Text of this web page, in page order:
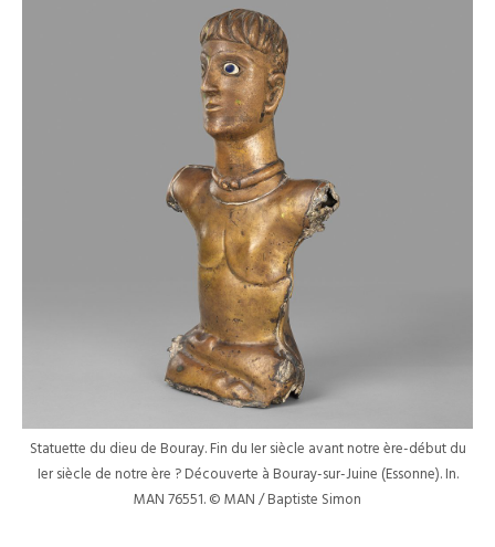
Statuette du dieu de Bouray. Fin du Ier siècle avant notre ère-début du
Ier siècle de notre ère ? Découverte à Bouray-sur-Juine (Essonne). In.
MAN 76551. © MAN / Baptiste Simon